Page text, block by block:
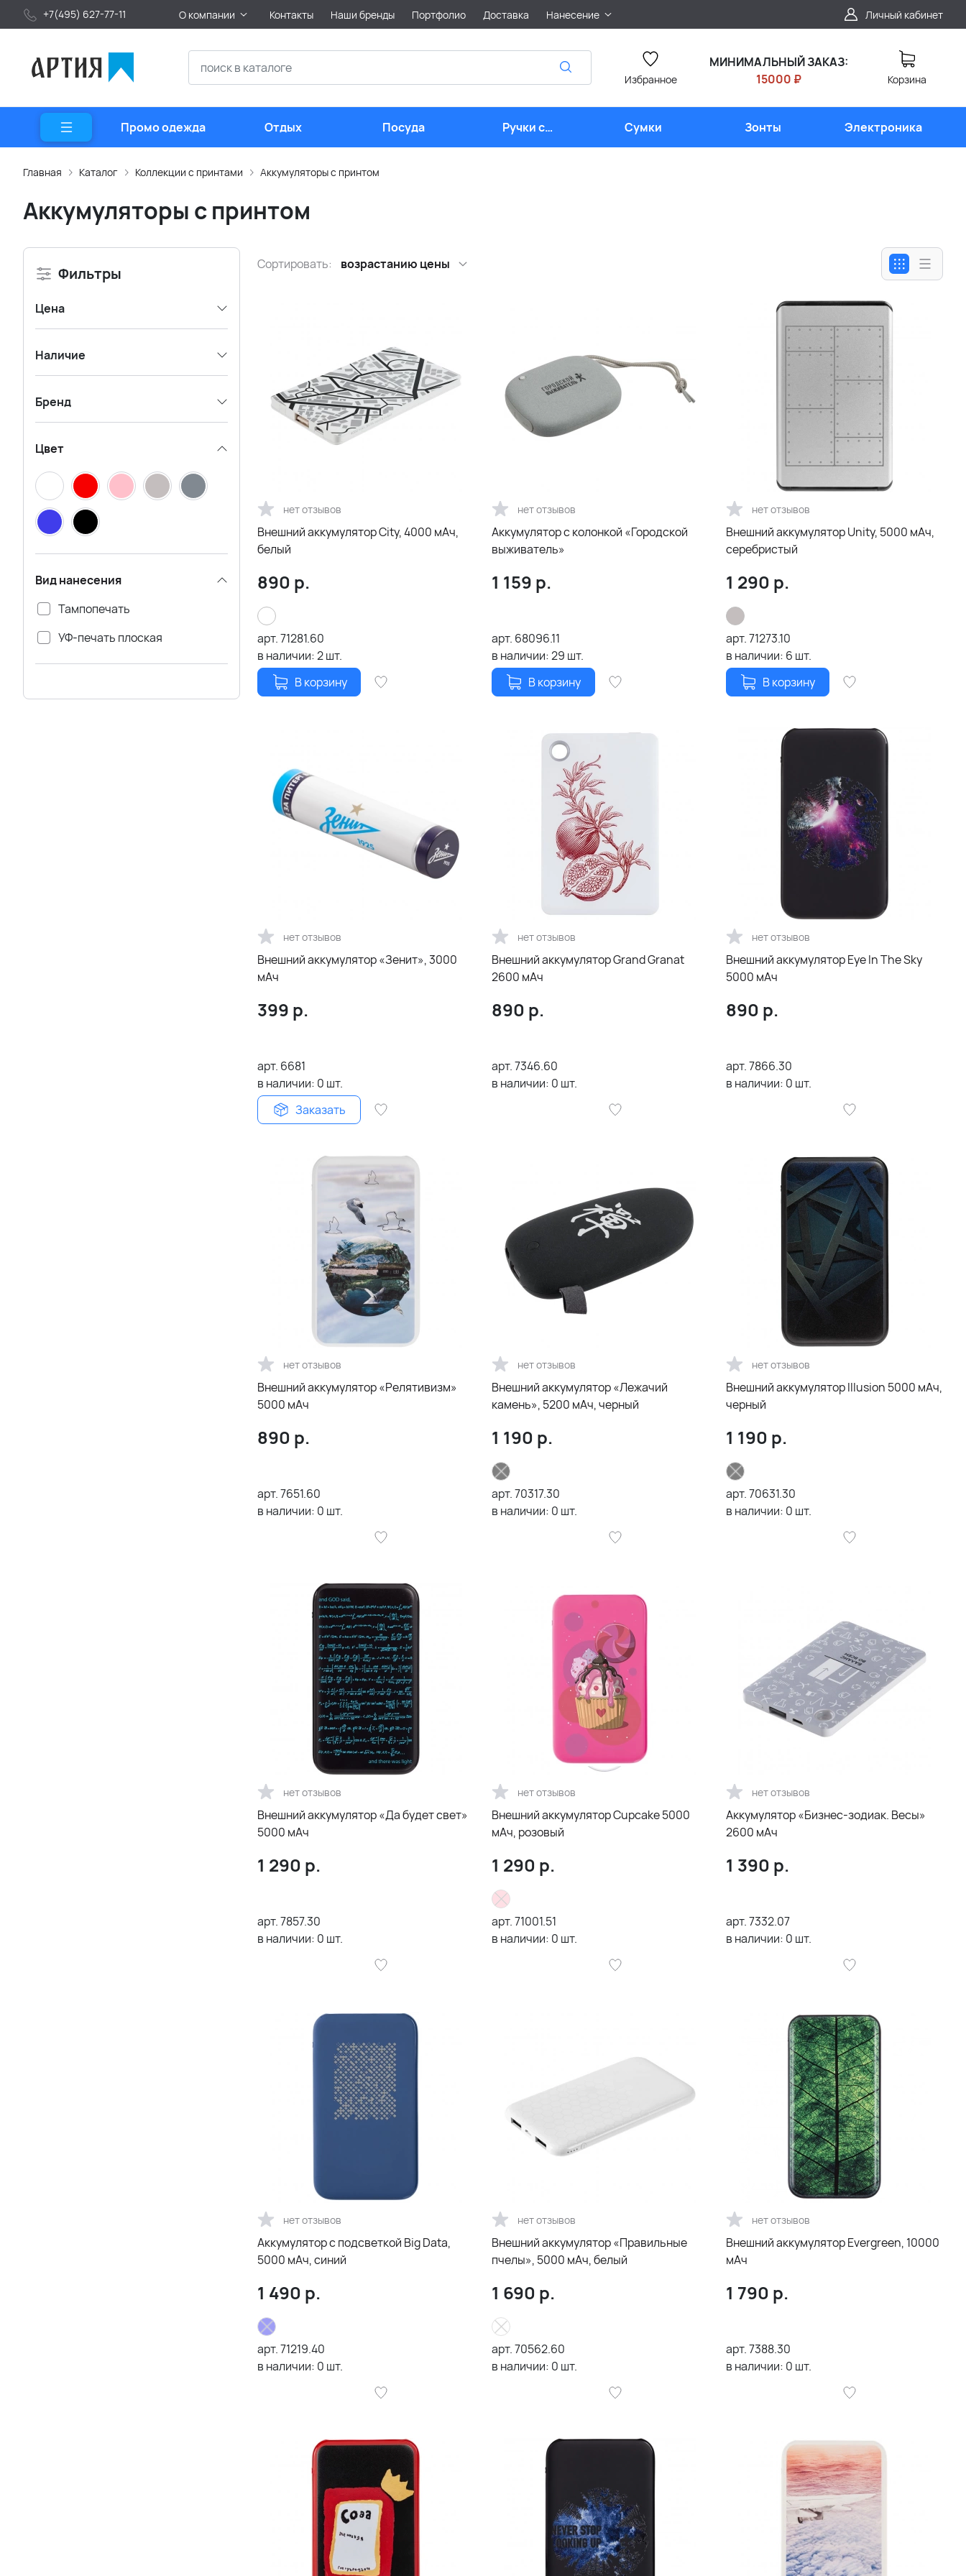
+7(495) 627-77-11 О компании Контакты Наши бренды Портфолио Доставка Нанесение Личный кабинет
Избранное
МИНИМАЛЬНЫЙ ЗАКАЗ:
15000 ₽
Корзина
Промо одежда Отдых Посуда
Ручки с
логотипом
Сумки Зонты Электроника
Главная Каталог Коллекции с принтами Аккумуляторы с принтом
Аккумуляторы с принтом
Фильтры
Цена
Наличие
Бренд
Цвет
Вид нанесения
Тампопечать
УФ-печать плоская
Сортировать: возрастанию цены
нет отзывов
Внешний аккумулятор City, 4000 мАч,
белый
890 р.
арт.71281.60
в наличии:2шт.
В корзину
нет отзывов
Аккумулятор с колонкой «Городской
выживатель»
1 159 р.
арт. 68096.11
в наличии:29 шт.
В корзину
нет отзывов
Внешний аккумулятор Unity, 5000 мАч,
серебристый
1 290 р.
арт.71273.10
в наличии: 6 шт.
В корзину
нет отзывов
Внешний аккумулятор «Зенит», 3000
мАч
399 р.
арт. 6681
в наличии: 0 шт.
Заказать
нет отзывов
Внешний аккумулятор Grand Granat
2600 мАч
890 р.
арт.7346.60
в наличии: 0 шт.
нет отзывов
Внешний аккумулятор Eye In The Sky
5000 мАч
890 р.
арт.7866.30
в наличии: 0 шт.
нет отзывов
Внешний аккумулятор «Релятивизм»
5000 мAч
890 р.
арт.7651.60
в наличии: 0 шт.
нет отзывов
Внешний аккумулятор «Лежачий
камень», 5200 мАч, черный
1 190 р.
арт.70317.30
в наличии: 0 шт.
нет отзывов
Внешний аккумулятор Illusion 5000 мAч,
черный
1 190 р.
арт.70631.30
в наличии: 0 шт.
нет отзывов
Внешний аккумулятор «Да будет свет»
5000 мАч
1 290 р.
арт.7857.30
в наличии: 0 шт.
нет отзывов
Внешний аккумулятор Cupcake 5000
мAч, розовый
1 290 р.
арт.71001.51
в наличии: 0 шт.
нет отзывов
Аккумулятор «Бизнес-зодиак. Весы»
2600 мАч
1 390 р.
арт.7332.07
в наличии: 0 шт.
нет отзывов
Аккумулятор с подсветкой Big Data,
5000 мАч, синий
1 490 р.
арт.71219.40
в наличии: 0 шт.
нет отзывов
Внешний аккумулятор «Правильные
пчелы», 5000 мAч, белый
1 690 р.
арт.70562.60
в наличии: 0 шт.
нет отзывов
Внешний аккумулятор Evergreen, 10000
мAч
1 790 р.
арт.7388.30
в наличии: 0 шт.